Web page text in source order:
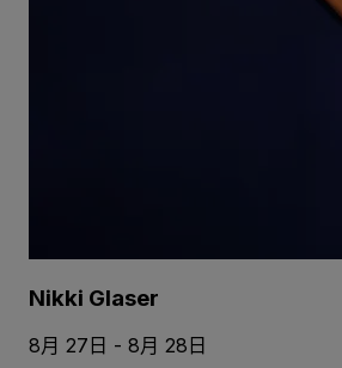
Nikki Glaser
8月 27日 - 8月 28日